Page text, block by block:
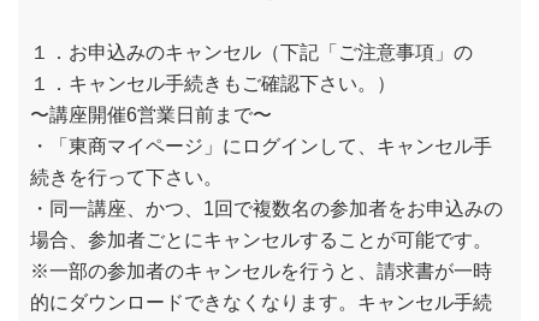
１．お申込みのキャンセル（下記「ご注意事項」の
１．キャンセル手続きもご確認下さい。）
〜講座開催6営業日前まで〜
・「東商マイページ」にログインして、キャンセル手
続きを行って下さい。
・同一講座、かつ、1回で複数名の参加者をお申込みの
場合、参加者ごとにキャンセルすることが可能です。
※一部の参加者のキャンセルを行うと、請求書が一時
的にダウンロードできなくなります。キャンセル手続